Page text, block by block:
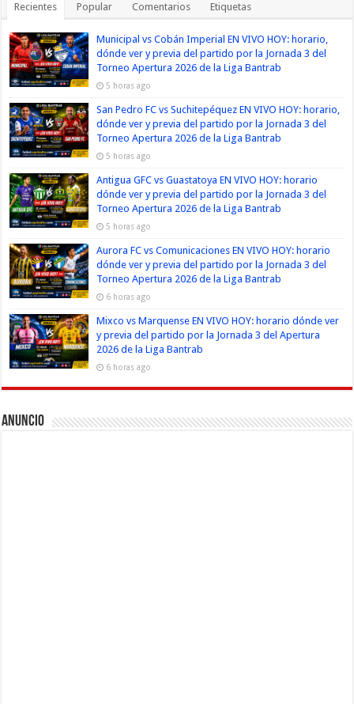
Recientes Popular Comentarios Etiquetas
Municipal vs Cobán Imperial EN VIVO HOY: horario,
dónde ver y previa del partido por la Jornada 3 del
Torneo Apertura 2026 de la Liga Bantrab
5 horas ago
San Pedro FC vs Suchitepéquez EN VIVO HOY: horario,
dónde ver y previa del partido por la Jornada 3 del
Torneo Apertura 2026 de la Liga Bantrab
5 horas ago
Antigua GFC vs Guastatoya EN VIVO HOY: horario
dónde ver y previa del partido por la Jornada 3 del
Torneo Apertura 2026 de la Liga Bantrab
5 horas ago
Aurora FC vs Comunicaciones EN VIVO HOY: horario
dónde ver y previa del partido por la Jornada 3 del
Torneo Apertura 2026 de la Liga Bantrab
6 horas ago
Mixco vs Marquense EN VIVO HOY: horario dónde ver
y previa del partido por la Jornada 3 del Apertura
2026 de la Liga Bantrab
6 horas ago
Anuncio